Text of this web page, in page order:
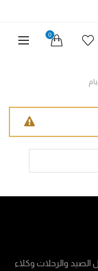
0
رائدة في مجال الصيد والرحلات وكلاء